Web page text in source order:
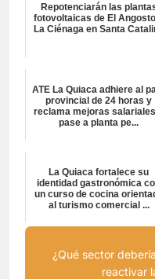
Repotenciarán las
fotovoltaicas de El
La Ciénaga en Santa
ATE La Quiaca adhiere al
provincial de 24 horas y
reclama mejoras
pase a planta pe...
La Quiaca fortalece su
identidad gastronómica
un curso de cocina
al turismo comercial ...
¿Qué sector
reactivar